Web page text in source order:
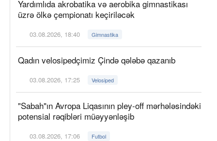
Yardımlıda akrobatika və aerobika gimnastikası
üzrə ölkə çempionatı keçiriləcək
03.08.2026, 18:40 Gimnastika
Qadın velosipedçimiz Çində qələbə qazanıb
03.08.2026, 17:25 Velosiped
"Sabah"ın Avropa Liqasının pley-off mərhələsindəki
potensial rəqibləri müəyyənləşib
03.08.2026, 17:06 Futbol